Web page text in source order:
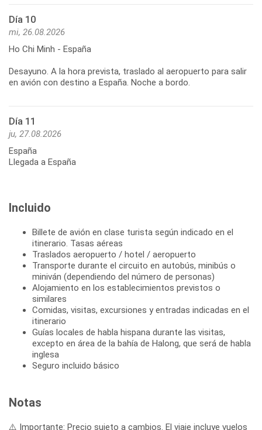
Día 10
mi, 26.08.2026
Ho Chi Minh - España
Desayuno. A la hora prevista, traslado al aeropuerto para salir
Día 11
ju, 27.08.2026
España
Llegada a España
Incluido
Billete de avión en clase turista según indicado en el
itinerario. Tasas aéreas
Traslados aeropuerto / hotel / aeropuerto
Transporte durante el circuito en autobús, minibús o
miniván (dependiendo del número de personas)
Alojamiento en los establecimientos previstos o
similares
Comidas, visitas, excursiones y entradas indicadas en el
itinerario
Guías locales de habla hispana durante las visitas,
excepto en área de la bahía de Halong, que será de habla
inglesa
Seguro incluido básico
Notas
⚠️ Importante: Precio sujeto a cambios. El viaje incluye vuelos